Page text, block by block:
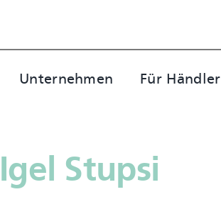
Unternehmen Für Händler
Igel Stupsi